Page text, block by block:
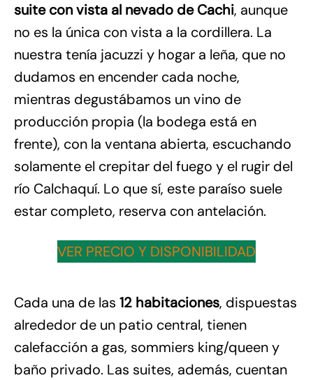
suite con vista al nevado de Cachi, aunque
no es la única con vista a la cordillera. La
nuestra tenía jacuzzi y hogar a leña, que no
dudamos en encender cada noche,
mientras degustábamos un vino de
producción propia (la bodega está en
frente), con la ventana abierta, escuchando
solamente el crepitar del fuego y el rugir del
río Calchaquí. Lo que sí, este paraíso suele
estar completo, reserva con antelación.
VER PRECIO Y DISPONIBILIDAD
Cada una de las 12 habitaciones, dispuestas
alrededor de un patio central, tienen
calefacción a gas, sommiers king/queen y
baño privado. Las suites, además, cuentan